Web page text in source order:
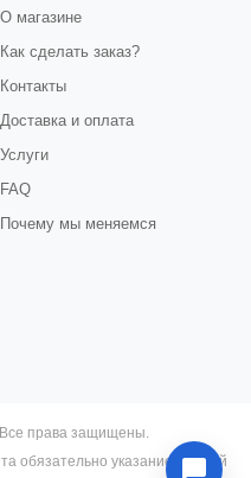
О магазине
Как сделать заказ?
Контакты
Доставка и оплата
Услуги
FAQ
Почему мы меняемся
права защищены.
обязательно указание прямой